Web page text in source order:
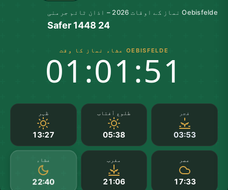
Oebisfelde نماز کے اوقات 2026 – اذان ٹائم جرمنی
24 Safer 1448
OEBISFELDE عشاء نماز کا وقت
01:01:50
فجر
03:53
طلوع آفتاب
05:38
ظہر
13:27
عصر
17:33
مغرب
21:06
عشاء
22:40